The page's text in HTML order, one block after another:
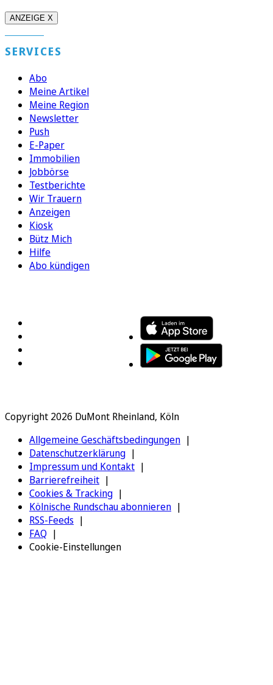
ANZEIGE X
SERVICES
Abo
Meine Artikel
Meine Region
Newsletter
Push
E-Paper
Immobilien
Jobbörse
Testberichte
Wir Trauern
Anzeigen
Kiosk
Bütz Mich
Hilfe
Abo kündigen
Copyright 2026 DuMont Rheinland, Köln
Allgemeine Geschäftsbedingungen
Datenschutzerklärung
Impressum und Kontakt
Barrierefreiheit
Cookies & Tracking
Kölnische Rundschau abonnieren
RSS-Feeds
FAQ
Cookie-Einstellungen